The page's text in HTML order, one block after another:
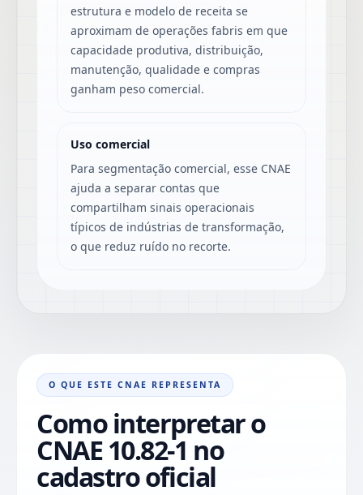
estrutura e modelo de receita se
aproximam de operações fabris em que
capacidade produtiva, distribuição,
manutenção, qualidade e compras
ganham peso comercial.
Uso comercial
Para segmentação comercial, esse CNAE
ajuda a separar contas que
compartilham sinais operacionais
típicos de indústrias de transformação,
o que reduz ruído no recorte.
O QUE ESTE CNAE REPRESENTA
Como interpretar o
CNAE 10.82-1 no
cadastro oficial